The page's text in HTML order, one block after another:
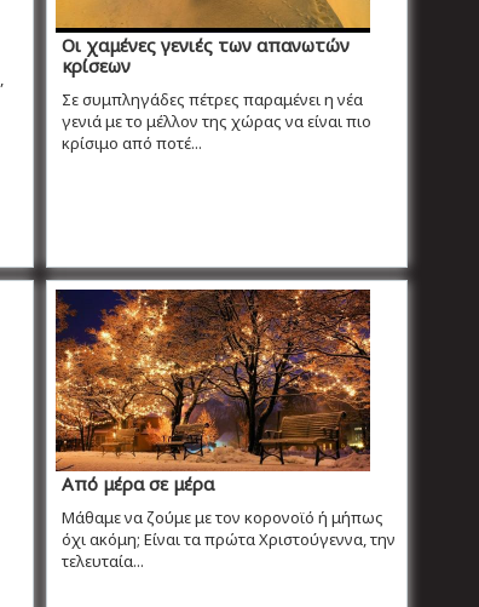
Οι χαμένες γενιές των απανωτών
κρίσεων
Σε συμπληγάδες πέτρες παραμένει η νέα
γενιά με το μέλλον της χώρας να είναι πιο
κρίσιμο από ποτέ...
Από μέρα σε μέρα
Μάθαμε να ζούμε με τον κορονοϊό ή μήπως
όχι ακόμη; Είναι τα πρώτα Χριστούγεννα, την
τελευταία...